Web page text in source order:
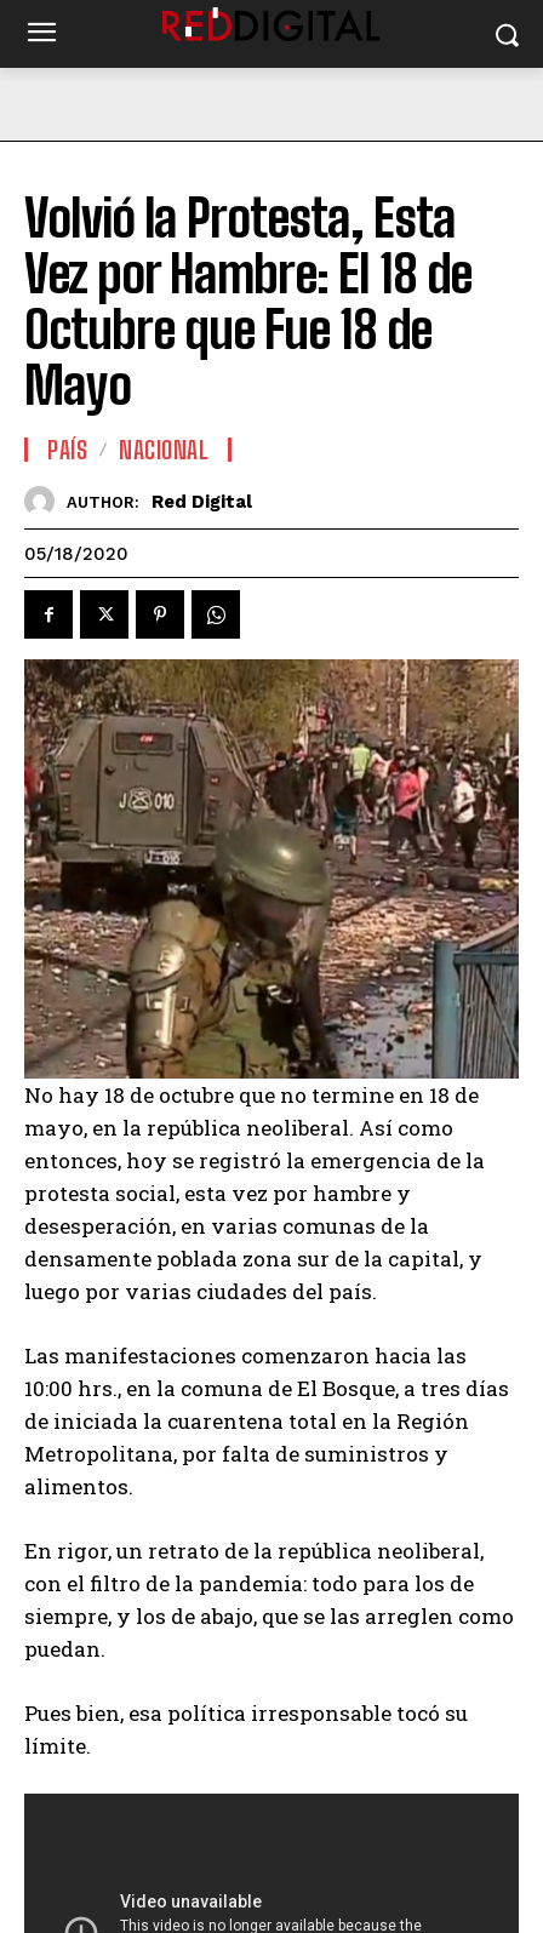
Volvió la Protesta, Esta
Vez por Hambre: El 18 de
Octubre que Fue 18 de
Mayo
PAÍS NACIONAL
AUTHOR: Red Digital
05/18/2020
No hay 18 de octubre que no termine en 18 de
mayo, en la república neoliberal. Así como
entonces, hoy se registró la emergencia de la
protesta social, esta vez por hambre y
desesperación, en varias comunas de la
densamente poblada zona sur de la capital, y
luego por varias ciudades del país.
Las manifestaciones comenzaron hacia las
10:00 hrs., en la comuna de El Bosque, a tres días
de iniciada la cuarentena total en la Región
Metropolitana, por falta de suministros y
alimentos.
En rigor, un retrato de la república neoliberal,
con el filtro de la pandemia: todo para los de
siempre, y los de abajo, que se las arreglen como
puedan.
Pues bien, esa política irresponsable tocó su
límite.